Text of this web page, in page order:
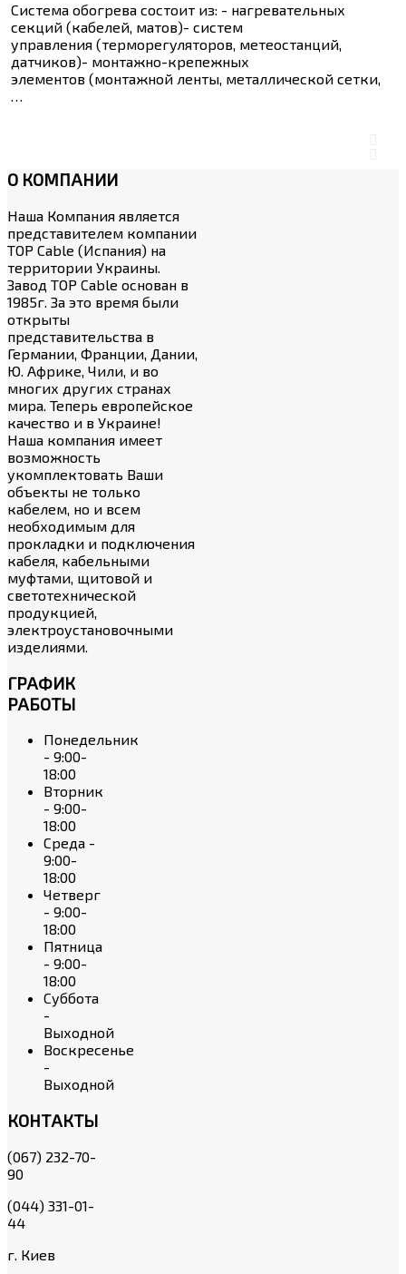
Система обогрева состоит из: - нагревательных
секций (кабелей, матов)- систем
управления (терморегуляторов, метеостанций,
датчиков)- монтажно-крепежных
элементов (монтажной ленты, металлической сетки,
…
О КОМПАНИИ
Наша Компания является
представителем компании
TOP Cable (Испания) на
территории Украины.
Завод TOP Cable основан в
1985г. За это время были
открыты
представительства в
Германии, Франции, Дании,
Ю. Африке, Чили, и во
многих других странах
мира. Теперь европейское
качество и в Украине!
Наша компания имеет
возможность
укомплектовать Ваши
объекты не только
кабелем, но и всем
необходимым для
прокладки и подключения
кабеля, кабельными
муфтами, щитовой и
светотехнической
продукцией,
электроустановочными
изделиями.
ГРАФИК
РАБОТЫ
Понедельник
- 9:00-
18:00
Вторник
- 9:00-
18:00
Среда -
9:00-
18:00
Четверг
- 9:00-
18:00
Пятница
- 9:00-
18:00
Суббота
-
Выходной
Воскресенье
-
Выходной
КОНТАКТЫ
(067) 232-70-
90
(044) 331-01-
44
г. Киев